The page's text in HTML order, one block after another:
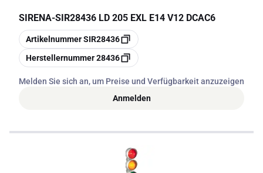
SIRENA-SIR28436 LD 205 EXL E14 V12 DCAC6
Kopieren
ArtikelnummerSIR28436
Kopieren
Herstellernummer28436
Melden Sie sich an, um Preise und Verfügbarkeit anzuzeigen
Anmelden